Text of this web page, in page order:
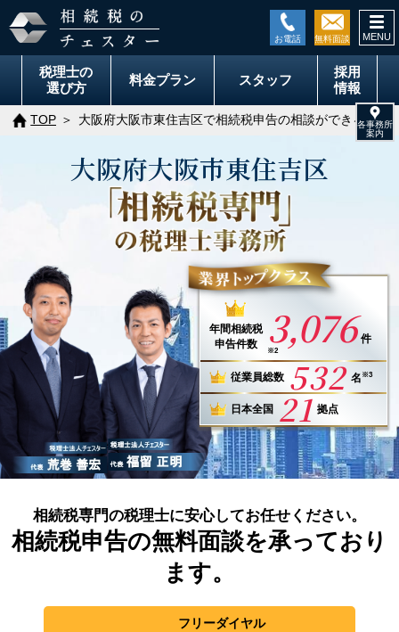
税理士の
選び方
料金プラン スタッフ
採用
情報
TOP 大阪府大阪市東住吉区で相続税申告の相談ができる税理
大阪府大阪市東住吉区
年間相続税
申告件数
3,076 件
※2
従業員総数 532 名 ※3
日本全国 21 拠点
相続税専門の税理士に安心してお任せください。
相続税申告の無料面談を承っており
ます。
フリーダイヤル